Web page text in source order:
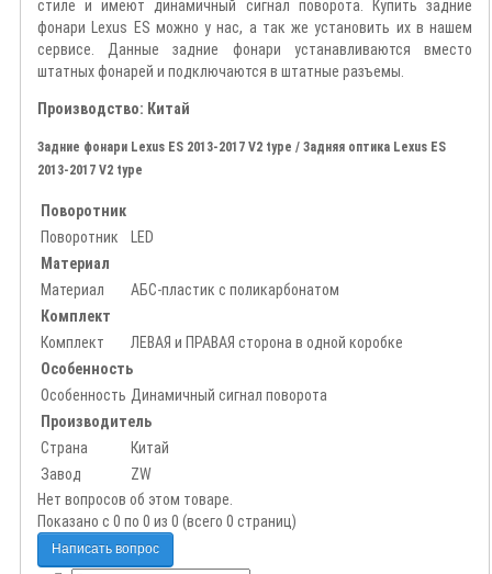
стиле и имеют динамичный сигнал поворота. Купить задние
фонари Lexus ES можно у нас, а так же установить их в нашем
сервисе. Данные задние фонари устанавливаются вместо
штатных фонарей и подключаются в штатные разъемы.
Производство: Китай
Задние фонари Lexus ES 2013-2017 V2 type / Задняя оптика Lexus ES
2013-2017 V2 type
Поворотник
Поворотник
LED
Материал
Материал
АБС-пластик с поликарбонатом
Комплект
Комплект
ЛЕВАЯ и ПРАВАЯ сторона в одной коробке
Особенность
Особенность Динамичный сигнал поворота
Производитель
Страна
Китай
Завод
ZW
Нет вопросов об этом товаре.
Показано с 0 по 0 из 0 (всего 0 страниц)
Написать вопрос